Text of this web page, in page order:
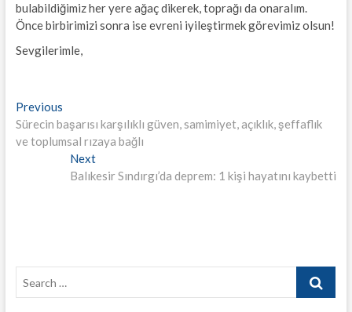
bulabildiğimiz her yere ağaç dikerek, toprağı da onaralım.
Önce birbirimizi sonra ise evreni iyileştirmek görevimiz olsun!
Sevgilerimle,
Yazı
gezinmesi
PreviousPrevious
post:
Sürecin başarısı karşılıklı güven, samimiyet, açıklık, şeffaflık
ve toplumsal rızaya bağlı
NextNext
post:
Balıkesir Sındırgı’da deprem: 1 kişi hayatını kaybetti
Search